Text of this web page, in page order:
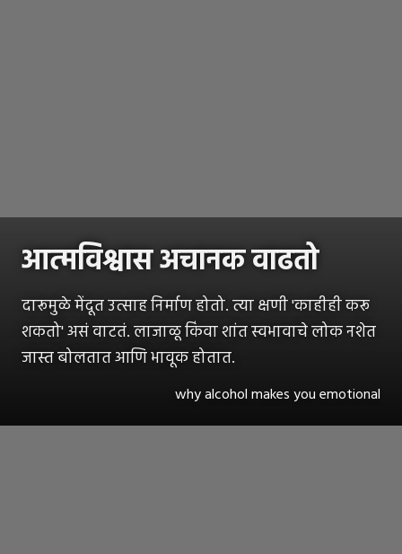
आत्मविश्वास अचानक वाढतो
दारूमुळे मेंदूत उत्साह निर्माण होतो. त्या क्षणी 'काहीही करू
शकतो' असं वाटतं. लाजाळू किंवा शांत स्वभावाचे लोक नशेत
जास्त बोलतात आणि भावूक होतात.
why alcohol makes you emotional